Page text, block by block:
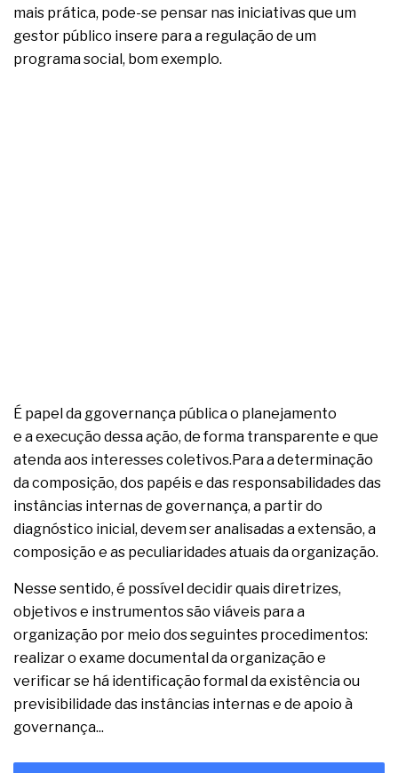
mais prática, pode-se pensar nas iniciativas que um
gestor público insere para a regulação de um
programa social, bom exemplo.
É papel da ggovernança pública o planejamento
e a execução dessa ação, de forma transparente e que
atenda aos interesses coletivos.Para a determinação
da composição, dos papéis e das responsabilidades das
instâncias internas de governança, a partir do
diagnóstico inicial, devem ser analisadas a extensão, a
composição e as peculiaridades atuais da organização.
Nesse sentido, é possível decidir quais diretrizes,
objetivos e instrumentos são viáveis para a
organização por meio dos seguintes procedimentos:
realizar o exame documental da organização e
verificar se há identificação formal da existência ou
previsibilidade das instâncias internas e de apoio à
governança...